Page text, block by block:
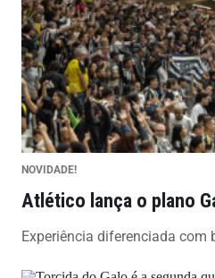
NOVIDADE!
Atlético lança o plano
Experiência diferenciada com